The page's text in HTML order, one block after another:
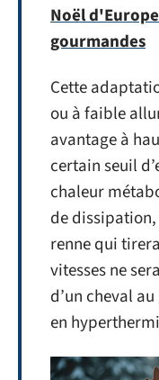
Noël
gourmandes
Cette
ou à faible
avantage à
certain seuil
chaleur
de
renne qui
vitesses ne
d’un cheval
en